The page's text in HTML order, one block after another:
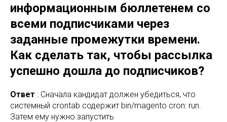
информационным бюллетенем со
всеми подписчиками через
заданные промежутки времени.
Как сделать так, чтобы рассылка
успешно дошла до подписчиков?
Ответ : Сначала кандидат должен убедиться, что
системный crontab содержит bin/magento cron: run.
Затем ему нужно запустить